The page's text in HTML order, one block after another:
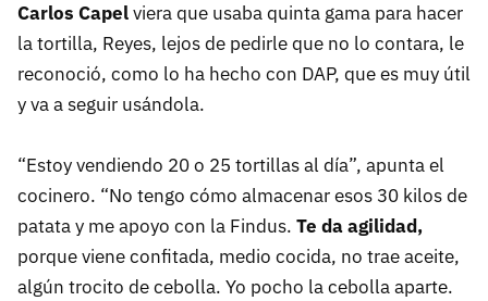
Carlos Capelviera que usaba quinta gama para hacer
la tortilla, Reyes, lejos de pedirle que no lo contara, le
reconoció, como lo ha hecho con DAP, que es muy útil
y va a seguir usándola.
“Estoy vendiendo 20 o 25 tortillas al día”, apunta el
cocinero. “No tengo cómo almacenar esos 30 kilos de
patata y me apoyo con la Findus. Te da agilidad,
porque viene confitada, medio cocida, no trae aceite,
algún trocito de cebolla. Yo pocho la cebolla aparte.